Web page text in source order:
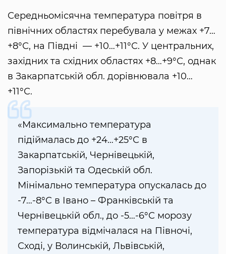
Середньомісячна температура повітря в
північних областях перебувала у межах +7…
+8°С, на Півдні — +10…+11°С. У центральних,
західних та східних областях +8…+9°С, однак
в Закарпатській обл. дорівнювала +10…
+11°С.
«Максимально температура
підіймалась до +24…+25°С в
Закарпатській, Чернівецькій,
Запорізькій та Одеській обл.
Мінімально температура опускалась до
-7…-8°С в Івано – Франківській та
Чернівецькій обл., до -5…-6°С морозу
температура відмічалася на Півночі,
Сході, у Волинській, Львівській,